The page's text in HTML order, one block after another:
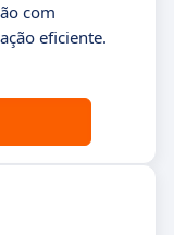
com
eficiente.